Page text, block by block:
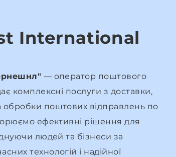
International
— оператор поштового
комплексні послуги з доставки,
обробки поштових відправлень по
ефективні рішення для
людей та бізнеси за
технологій і надійної